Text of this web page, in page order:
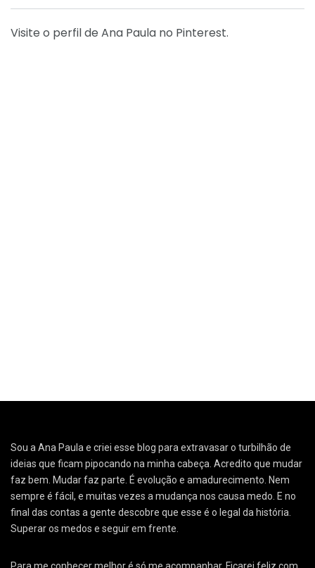
Visite o perfil de Ana Paula no Pinterest.
Sou a Ana Paula e criei esse blog para extravasar o turbilhão de
ideias que ficam pipocando na minha cabeça. Acredito que mudar
faz bem. Mudar faz parte. É evolução e amadurecimento. Nem
sempre é fácil, e muitas vezes a mudança nos causa medo. E no
final das contas a gente descobre que esse é o legal da história.
Superar os medos e seguir em frente.
Para me conhecer melhor é só me acompanhar. Ficarei feliz com